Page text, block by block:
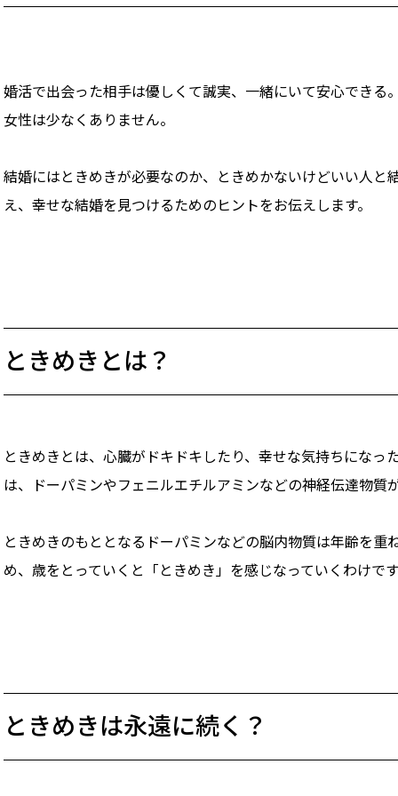
婚活で出会った相手は優しくて誠実、一緒にいて安心できる
女性は少なくありません。
結婚にはときめきが必要なのか、ときめかないけどいい人と
え、幸せな結婚を見つけるためのヒントをお伝えします。
ときめきとは？
ときめきとは、心臓がドキドキしたり、幸せな気持ちになっ
は、ドーパミンやフェニルエチルアミンなどの神経伝達物質
ときめきのもととなるドーパミンなどの脳内物質は年齢を重
め、歳をとっていくと「ときめき」を感じなっていくわけで
ときめきは永遠に続く？